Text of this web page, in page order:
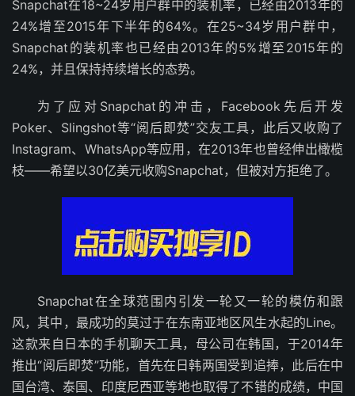
Snapchat在18~24岁用户群中的装机率，已经由2013年的
24%增至2015年下半年的64%。在25~34岁用户群中，
Snapchat的装机率也已经由2013年的5%增至2015年的
24%，并且保持持续增长的态势。
为了应对Snapchat的冲击，Facebook先后开发
Poker、Slingshot等“阅后即焚”交友工具，此后又收购了
Instagram、WhatsApp等应用，在2013年也曾经伸出橄榄
枝——希望以30亿美元收购Snapchat，但被对方拒绝了。
Snapchat在全球范围内引发一轮又一轮的模仿和跟
风，其中，最成功的莫过于在东南亚地区风生水起的Line。
这款来自日本的手机聊天工具，母公司在韩国，于2014年
推出“阅后即焚”功能，首先在日韩两国受到追捧，此后在中
国台湾、泰国、印度尼西亚等地也取得了不错的成绩，中国